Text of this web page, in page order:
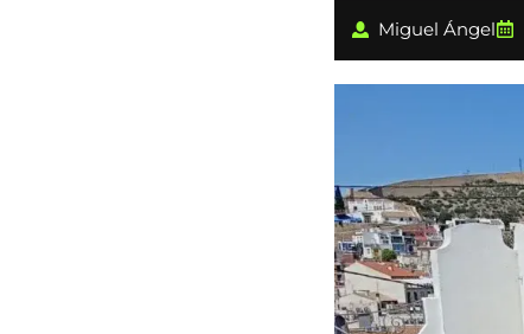
Miguel Ángel